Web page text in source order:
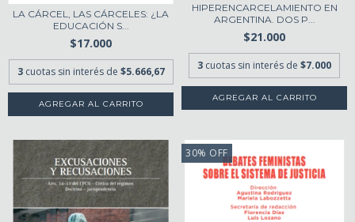
LA CÁRCEL, LAS CÁRCELES: ¿LA
EDUCACIÓN S...
$17.000
3 cuotas sin interés de $5.666,67
HIPERENCARCELAMIENTO EN
ARGENTINA. DOS P...
$21.000
3 cuotas sin interés de $7.000
30% OFF